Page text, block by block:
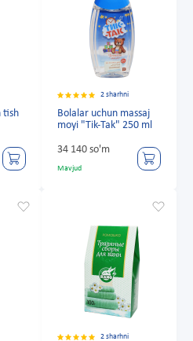
tish
2 sharhni
Bolalar uchun massaj
moyi "Tik-Tak" 250 ml
34 140 so'm
Mavjud
2 sharhni